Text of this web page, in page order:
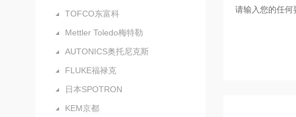
TOFCO东富科
Mettler Toledo梅特勒
AUTONICS奥托尼克斯
FLUKE福禄克
日本SPOTRON
KEM京都